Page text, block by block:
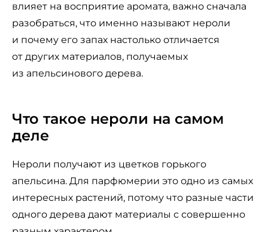
влияет на восприятие аромата, важно сначала
разобраться, что именно называют нероли
и почему его запах настолько отличается
от других материалов, получаемых
из апельсинового дерева.
Что такое нероли на самом
деле
Нероли получают из цветков горького
апельсина. Для парфюмерии это одно из самых
интересных растений, потому что разные части
одного дерева дают материалы с совершенно